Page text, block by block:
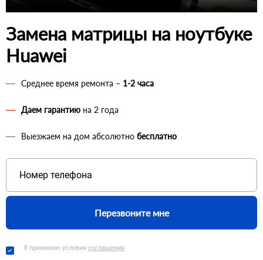
Замена матрицы на ноутбуке
Huawei
Среднее время ремонта – 1-2 часа
Даем гарантию на 2 года
Выезжаем на дом абсолютно бесплатно
Перезвоните мне
Я принимаю условия соглашения